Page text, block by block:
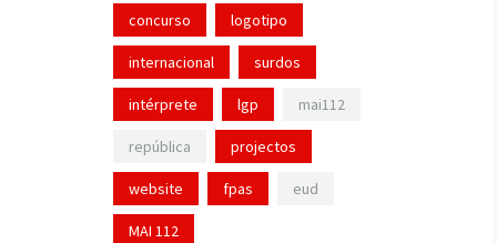
concurso logotipo
internacional surdos
intérprete lgp mai112
república projectos
website fpas eud
MAI 112